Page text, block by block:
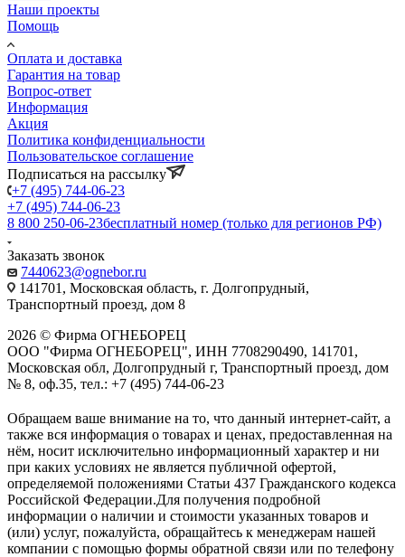
Наши проекты
Помощь
Оплата и доставка
Гарантия на товар
Вопрос-ответ
Информация
Акция
Политика конфиденциальности
Пользовательское соглашение
Подписаться на рассылку
+7 (495) 744-06-23
+7 (495) 744-06-23
8 800 250-06-23бесплатный номер (только для регионов РФ)
Заказать звонок
7440623@ognebor.ru
141701, Московская область, г. Долгопрудный,
Транспортный проезд, дом 8
2026 © Фирма ОГНЕБОРЕЦ
ООО "Фирма ОГНЕБОРЕЦ", ИНН 7708290490, 141701,
Московская обл, Долгопрудный г, Транспортный проезд, дом
№ 8, оф.35, тел.: +7 (495) 744-06-23
Обращаем ваше внимание на то, что данный интернет-сайт, а
также вся информация о товарах и ценах, предоставленная на
нём, носит исключительно информационный характер и ни
при каких условиях не является публичной офертой,
определяемой положениями Статьи 437 Гражданского кодекса
Российской Федерации.Для получения подробной
информации о наличии и стоимости указанных товаров и
(или) услуг, пожалуйста, обращайтесь к менеджерам нашей
компании с помощью формы обратной связи или по телефону